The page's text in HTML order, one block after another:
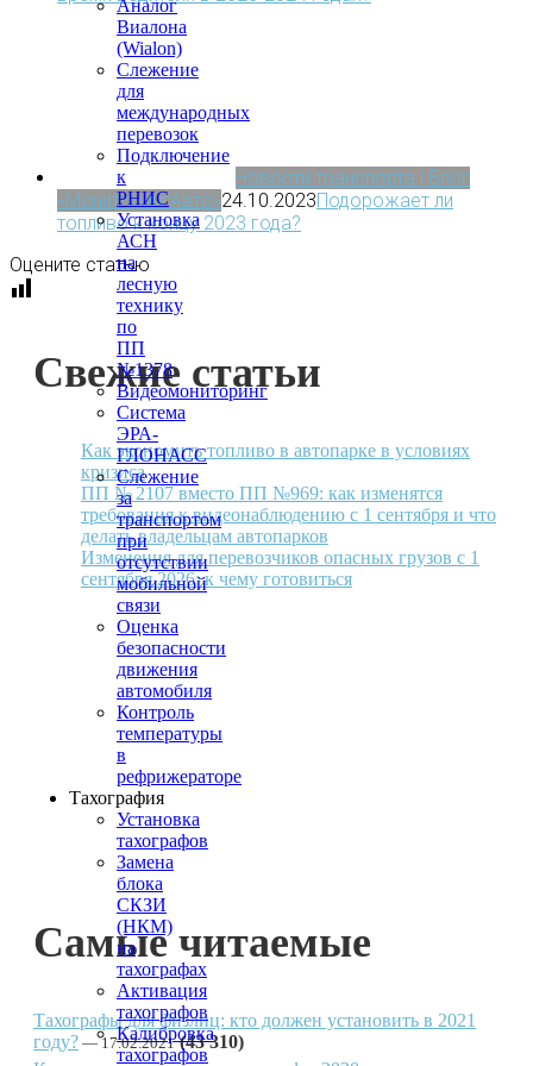
Аналог
Виалона
(Wialon)
Слежение
для
международных
перевозок
Подключение
к
РНИС
Установка
АСН
на
лесную
технику
по
ПП
№1378
Видеомониторинг
Система
ЭРА-
ГЛОНАСС
Слежение
за
транспортом
при
отсутствии
мобильной
связи
Оценка
безопасности
движения
автомобиля
Контроль
температуры
в
рефрижераторе
Тахография
Установка
тахографов
Замена
блока
СКЗИ
(НКМ)
на
тахографах
Активация
тахографов
Калибровка
тахографов
Новости транспорта | Блог
«МониторингАвто»24.10.2023Подорожает ли
топливо к концу 2023 года?
Оцените статью
Свежие статьи
Как экономить топливо в автопарке в условиях
кризиса
ПП № 2107 вместо ПП №969: как изменятся
требования к видеонаблюдению с 1 сентября и что
делать владельцам автопарков
Изменения для перевозчиков опасных грузов с 1
сентября 2026: к чему готовиться
Самые читаемые
Тахографы для физлиц: кто должен установить в 2021
году?
17.02.2021 (43 310)